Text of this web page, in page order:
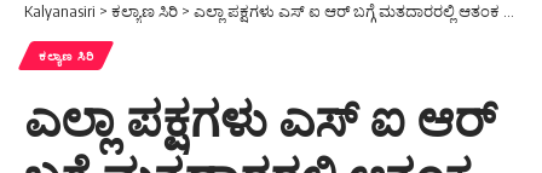
Kalyanasiri > ಕಲ್ಯಾಣ ಸಿರಿ > ಎಲ್ಲಾ ಪಕ್ಷಗಳು ಎಸ್ ಐ ಆರ್ ಬಗ್ಗೆ ಮತದಾರರಲ್ಲಿ ಆತಂಕ ಸೃಷ್ಟಿ ಬೇಡ -ಮ್ಯಾಗಳಮನಿ.
ಕಲ್ಯಾಣ ಸಿರಿ
ಎಲ್ಲಾ ಪಕ್ಷಗಳು ಎಸ್ ಐ ಆರ್